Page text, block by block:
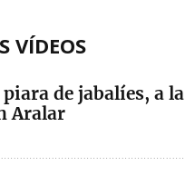
VÍDEOS
de jabalíes, a la
Aralar